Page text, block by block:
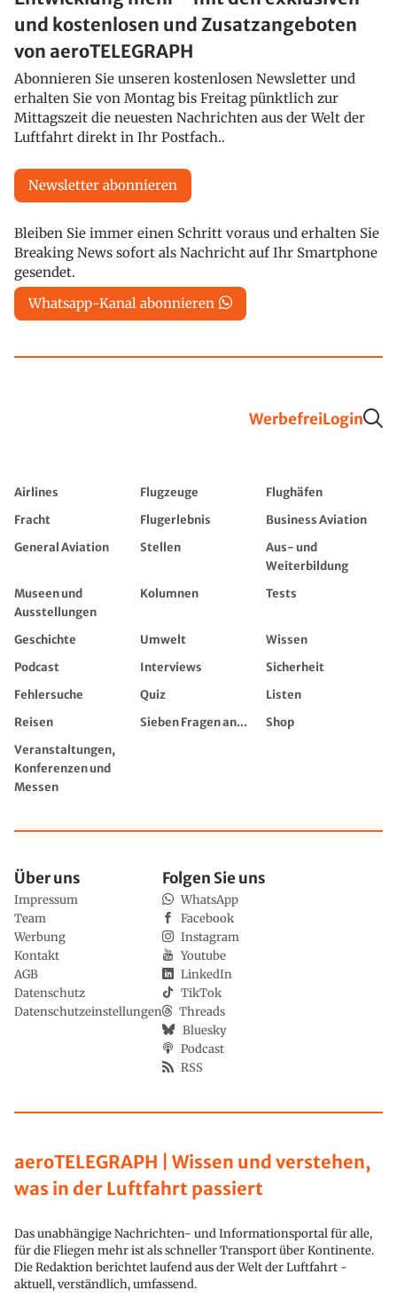
und kostenlosen und Zusatzangeboten
von aeroTELEGRAPH
Abonnieren Sie unseren kostenlosen Newsletter und
erhalten Sie von Montag bis Freitag pünktlich zur
Mittagszeit die neuesten Nachrichten aus der Welt der
Luftfahrt direkt in Ihr Postfach..
Newsletter abonnieren
Bleiben Sie immer einen Schritt voraus und erhalten Sie
Breaking News sofort als Nachricht auf Ihr Smartphone
gesendet.
Whatsapp-Kanal abonnieren
WerbefreiLogin
Airlines Flugzeuge
Flughäfen
Fracht
Flugerlebnis
Business Aviation
General Aviation
Stellen
Aus- und
Weiterbildung
Museen und
Ausstellungen
Kolumnen Tests
Geschichte Umwelt
Wissen
Podcast
Interviews
Sicherheit
Fehlersuche
Quiz
Listen
Reisen
Sieben Fragen an...
Shop
Veranstaltungen,
Konferenzen und
Messen
aeroTELEGRAPH | Wissen und verstehen,
was in der Luftfahrt passiert
Das unabhängige Nachrichten- und Informationsportal für alle,
für die Fliegen mehr ist als schneller Transport über Kontinente.
Die Redaktion berichtet laufend aus der Welt der Luftfahrt -
aktuell, verständlich, umfassend.
Über uns
Impressum
Team
Werbung
Kontakt
AGB
Datenschutz
Datenschutzeinstellungen
Folgen Sie uns
WhatsApp
Facebook
Instagram
Youtube
LinkedIn
TikTok
Threads
Bluesky
Podcast
RSS